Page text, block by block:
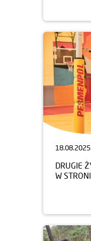
18.08.2025
DRUGIE
W